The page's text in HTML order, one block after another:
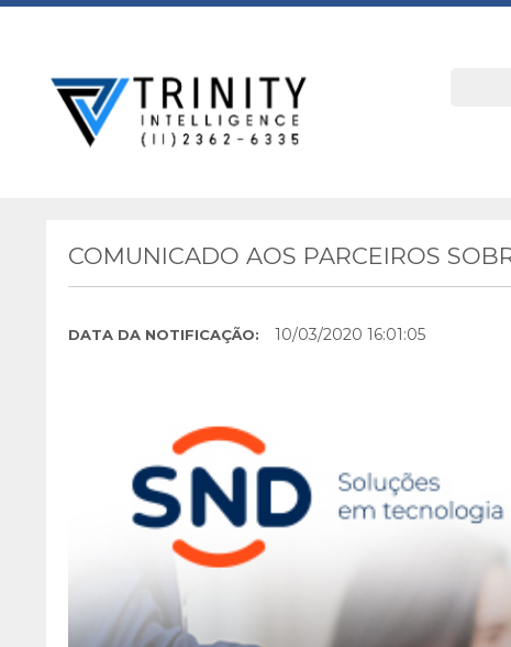
COMUNICADO AOS PARCEIROS
DATA DA NOTIFICAÇÃO: 10/03/2020 16:01:05